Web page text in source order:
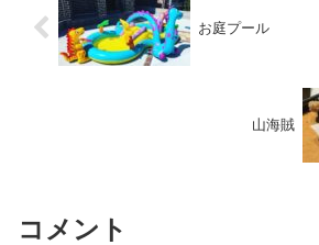
お庭プール
山海賊
コメント